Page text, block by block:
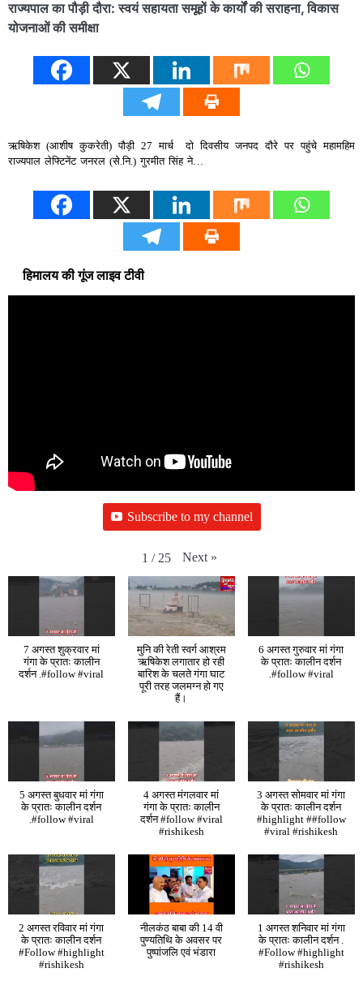
राज्यपाल का पौड़ी दौरा: स्वयं सहायता समूहों के कार्यों की सराहना, विकास
योजनाओं की समीक्षा
ऋषिकेश (आशीष कुकरेती) पौड़ी 27 मार्च दो दिवसीय जनपद दौरे पर पहुंचे महामहिम
राज्यपाल लेफ्टिनेंट जनरल (से.नि.) गुरमीत सिंह ने…
हिमालय की गूंज लाइव टीवी
Subscribe to my channel
1 / 25 Next »
7 अगस्त शुक्रवार मां
गंगा के प्रातः कालीन
दर्शन .#follow #viral
मुनि की रेती स्वर्ग आश्रम
ऋषिकेश लगातार हो रही
बारिश के चलते गंगा घाट
पूरी तरह जलमग्न हो गए
हैं।
6 अगस्त गुरुवार मां गंगा
के प्रातः कालीन दर्शन
.#follow #viral
5 अगस्त बुधवार मां गंगा
के प्रातः कालीन दर्शन
.#follow #viral
4 अगस्त मंगलवार मां
गंगा के प्रातः कालीन
दर्शन #follow #viral
#rishikesh
3 अगस्त सोमवार मां गंगा
के प्रातः कालीन दर्शन
#highlight ##follow
#viral #rishikesh
2 अगस्त रविवार मां गंगा
के प्रातः कालीन दर्शन
#Follow #highlight
#rishikesh
नीलकंठ बाबा की 14 वी
पुण्यतिथि के अवसर पर
पुष्पांजलि एवं भंडारा
1 अगस्त शनिवार मां गंगा
के प्रातः कालीन दर्शन .
#Follow #highlight
#rishikesh